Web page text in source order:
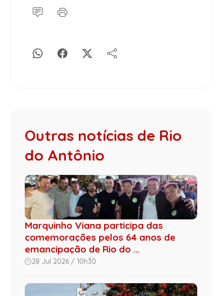
Outras notícias de Rio
do Antônio
Marquinho Viana participa das
comemorações pelos 64 anos de
emancipação de Rio do ...
28 Jul 2026 / 10h30